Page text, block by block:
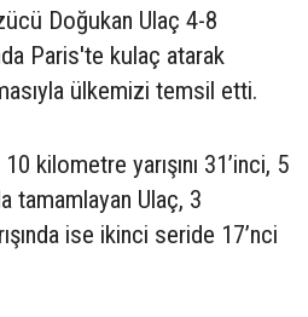
Doğukan Ulaç 4-8
Paris'te kulaç atarak
ülkemizi temsil etti.
kilometre yarışını 31’inci, 5
tamamlayan Ulaç, 3
ise ikinci seride 17’nci